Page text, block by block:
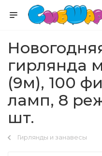
гирлянда
(9м), 100
ламп, 8
шт.
Гирлянды и занавесы